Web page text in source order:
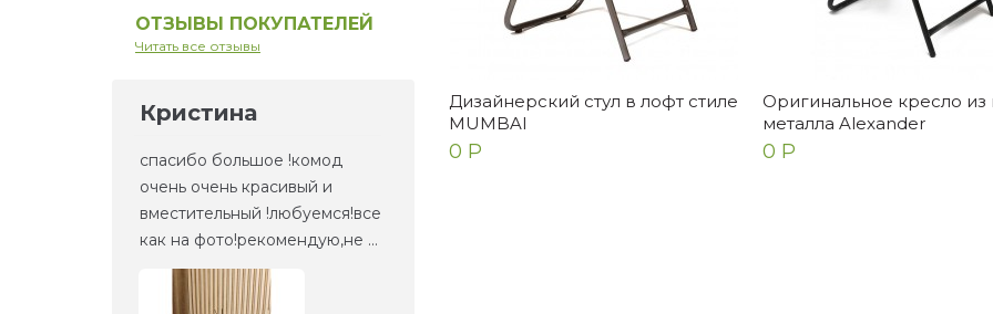
ОТЗЫВЫ ПОКУПАТЕЛЕЙ
Читать все отзывы
Кристина
спасибо большое !комод
очень очень красивый и
вместительный !любуемся!все
как на фото!рекомендую,не ...
Елена
Это очень очень красивое
Екатерина
Прекрасный столик! Очень
Дизайнерский стул в лофт стиле
MUMBAI
0 Р
Оригинальное кресло из
металла Alexander
0 Р